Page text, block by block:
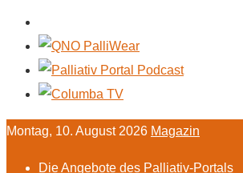
Montag, 10. August 2026 Magazin
Die Angebote des Palliativ-Portals